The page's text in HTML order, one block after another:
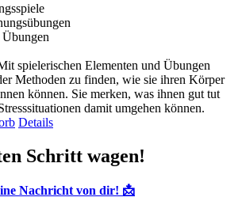
spielerischen Elementen und Übungen
Methoden zu finden, wie sie ihren Körper
können. Sie merken, was ihnen gut tut
damit umgehen können.
Details
Schritt wagen!
Nachricht von dir! 📩